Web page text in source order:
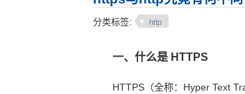
分类标签: http
一、什么是 HTTPS
HTTPS（全称：Hyper Text